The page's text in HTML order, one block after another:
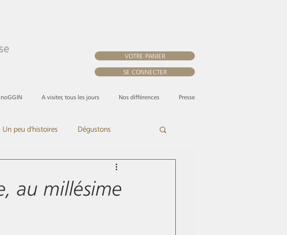
VOTRE PANIER
SE CONNECTER
noGGIN A visiter, tous les jours Nos différences Presse
Un peu d'histoires Dégustons
au millésime